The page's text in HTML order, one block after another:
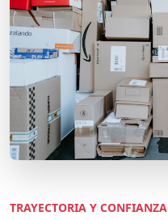
TRAYECTORIA Y CONFIANZA